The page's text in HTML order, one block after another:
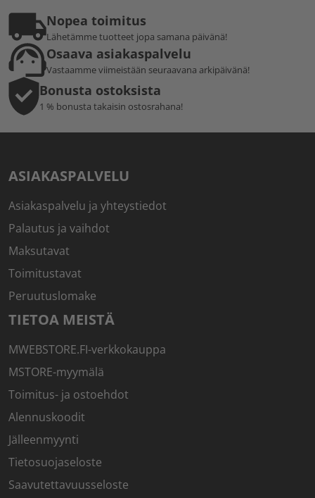
Nopea toimitus
Lähetämme tuotteet jopa samana päivänä!
Osaava asiakaspalvelu
Vastaamme viimeistään seuraavana arkipäivänä!
Bonusta ostoksista
1 % bonusta takaisin ostosrahana!
ASIAKASPALVELU
Asiakaspalvelu ja yhteystiedot
Palautus ja vaihdot
Maksutavat
Toimitustavat
Peruutuslomake
TIETOA MEISTÄ
MWEBSTORE.FI-verkkokauppa
MSTORE-myymälä
Toimitus- ja ostoehdot
Alennuskoodit
Jälleenmyynti
Tietosuojaseloste
Saavutettavuusseloste